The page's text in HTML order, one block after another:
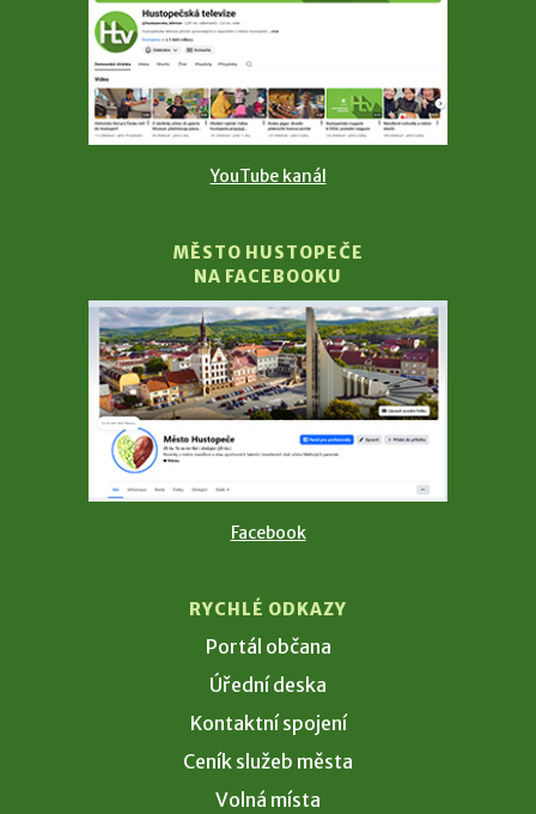
YouTube kanál
MĚSTO HUSTOPEČE
NA FACEBOOKU
Facebook
RYCHLÉ ODKAZY
Portál občana
Úřední deska
Kontaktní spojení
Ceník služeb města
Volná místa